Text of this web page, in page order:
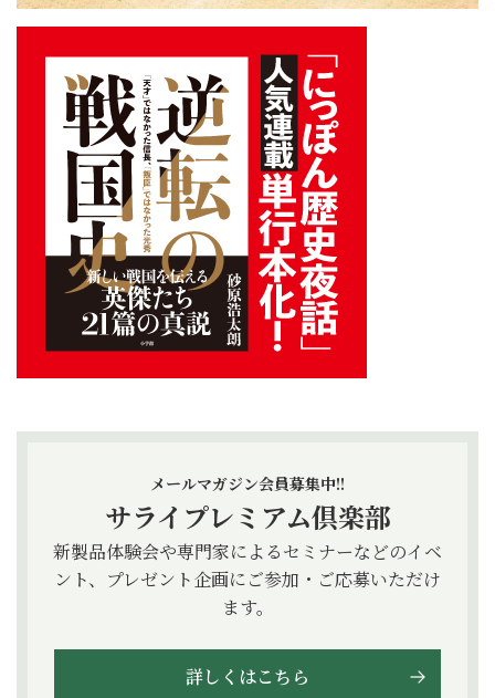
メールマガジン会員募集中!!
サライプレミアム倶楽部
新製品体験会や専門家によるセミナーなどのイベ
ント、プレゼント企画にご参加・ご応募いただけ
ます。
詳しくはこちら